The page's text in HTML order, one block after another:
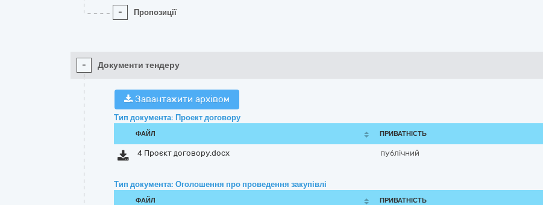
- Пропозиції
- Документи тендеру
Завантажити архівом
Тип документа: Проект договору
ФАЙЛ ПРИВАТНІСТЬ
4 Проєкт договору.docx публічний
Тип документа: Оголошення про проведення закупівлі
ФАЙЛ ПРИВАТНІСТЬ